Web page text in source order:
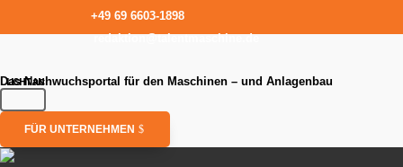
+49 69 6603-1898
redaktion@talentmaschine.de
Das Nachwuchsportal für den Maschinen – und Anlagenbau
FÜR UNTERNEHMEN